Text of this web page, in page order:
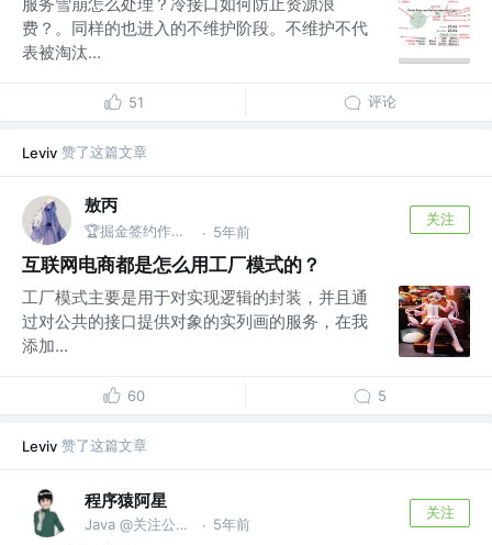
服务雪崩怎么处理？冷接口如何防止资源浪
费？。同样的也进入的不维护阶段。不维护不代
表被淘汰...
51 评论
Leviv 赞了这篇文章
敖丙
🏆掘金签约作者 @微信搜：敖丙 · 5年前
关注
互联网电商都是怎么用工厂模式的？
工厂模式主要是用于对实现逻辑的封装，并且通
过对公共的接口提供对象的实列画的服务，在我
添加...
60 5
Leviv 赞了这篇文章
程序猿阿星
Java @关注公众号 : 「程序猿阿星」 · 5年前
关注